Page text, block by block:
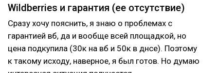
Wildberries и гарантия (ее отсутствие)
Сразу хочу пояснить, я знаю о проблемах с
гарантией вб, да и вообще всей площадкой, но
цена подкупила (30к на вб и 50к в днсе). Поэтому
к такому исходу, наверное, я был готов. Но думаю